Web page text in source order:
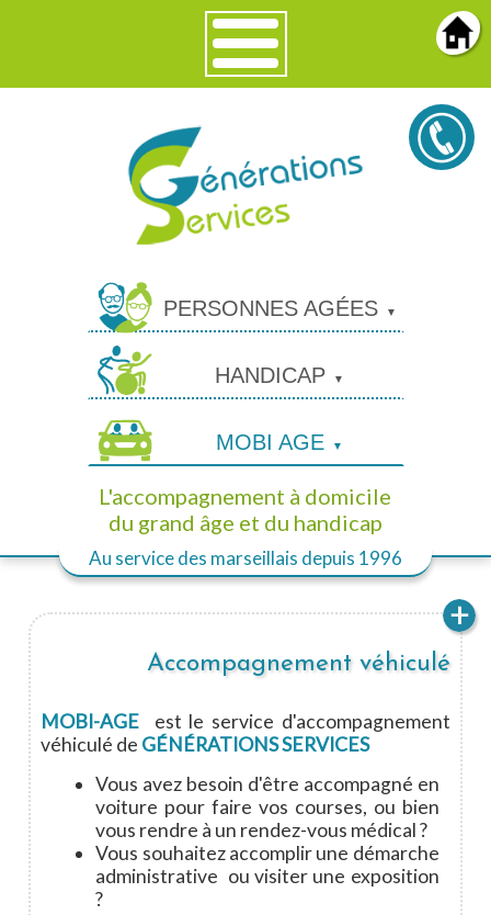
PERSONNES AGÉES
HANDICAP
MOBI AGE
L'accompagnement à domicile
du grand âge et du handicap
Au service des marseillais depuis 1996
Accompagnement véhiculé
MOBI-AGE est le service d'accompagnement
véhiculé de GÉNÉRATIONS SERVICES
Vous avez besoin d'être accompagné en
voiture pour faire vos courses, ou bien
vous rendre à un rendez-vous médical ?
Vous souhaitez accomplir une démarche
administrative ou visiter une exposition
?